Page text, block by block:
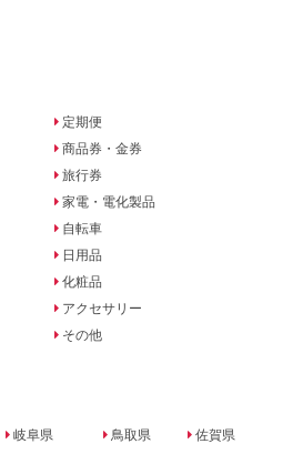
定期便
商品券・金券
旅行券
家電・電化製品
自転車
日用品
化粧品
アクセサリー
その他
岐阜県 鳥取県 佐賀県